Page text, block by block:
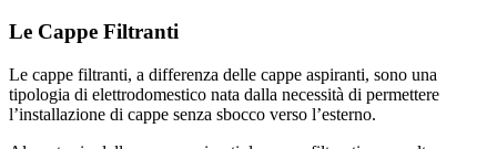
Le Cappe Filtranti
Le cappe filtranti, a differenza delle cappe aspiranti, sono una
tipologia di elettrodomestico nata dalla necessità di permettere
l’installazione di cappe senza sbocco verso l’esterno.